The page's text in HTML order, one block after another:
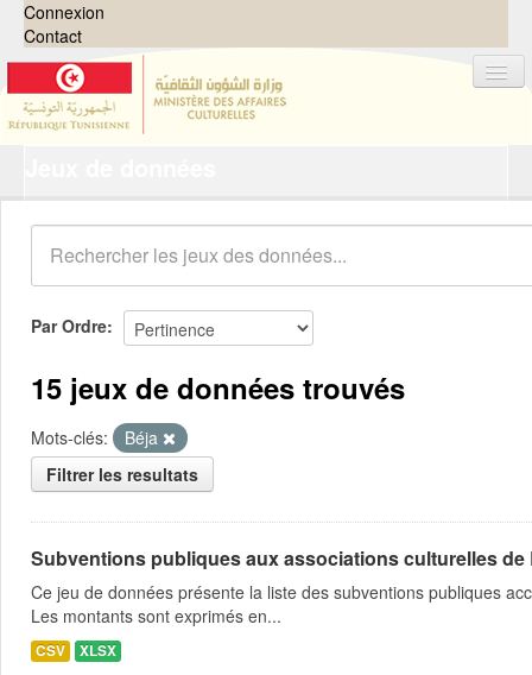
Connexion
Contact
Organisations
Groupes
Demandes 0
À propos
Par Ordre
15 jeux de données trouvés
Mots-clés:
Béja
Filtrer les resultats
Subventions publiques aux associations culturelles de
Ce jeu de données présente la liste des subventions publiques
Les montants sont exprimés en...
CSV XLSX